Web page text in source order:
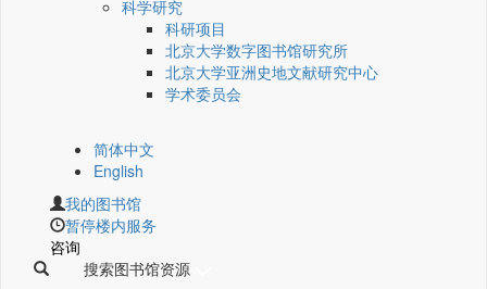
科学研究
科研项目
北京大学数字图书馆研究所
北京大学亚洲史地文献研究中心
学术委员会
简体中文
English
我的图书馆
暂停楼内服务
咨询
搜索图书馆资源